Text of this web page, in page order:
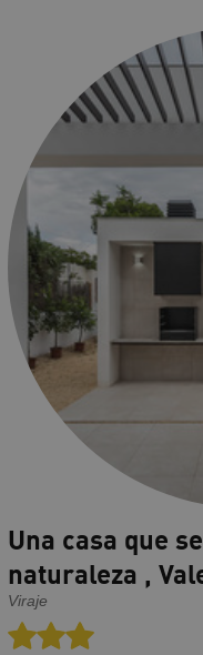
Una casa que
naturaleza ,
Viraje